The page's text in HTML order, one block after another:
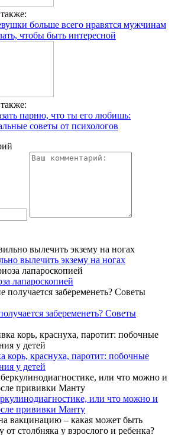
больше всего нравятся мужчинам
чтобы быть интересной
парню, что ты его любишь:
советы от психологов
вылечить экзему на ногах
лапароскопией
забеременеть? Советы
корь, краснуха, паротит: побочные
у детей
или что можно и
прививки Манту